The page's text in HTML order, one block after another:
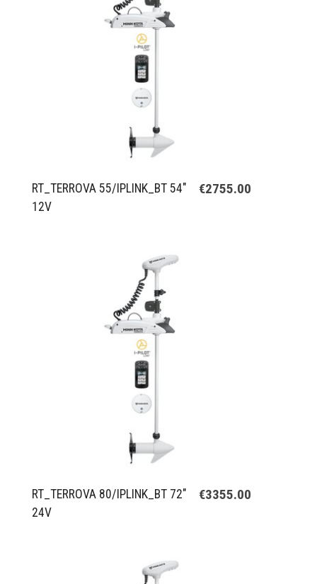
RT_TERROVA 55/IPLINK_BT 54"
12V
€2755.00
RT_TERROVA 80/IPLINK_BT 72"
24V
€3355.00